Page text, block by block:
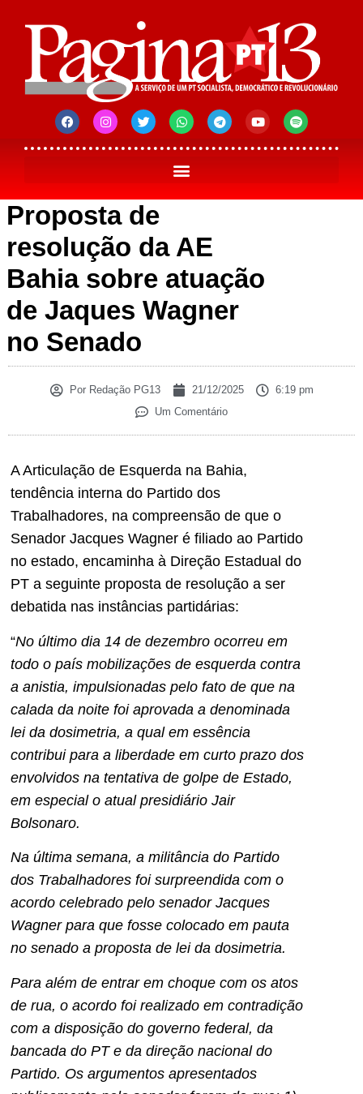
Proposta de
resolução da AE
Bahia sobre atuação
de Jaques Wagner
no Senado
PorRedação PG13 21/12/2025
6:19 pm
Um Comentário
A Articulação de Esquerda na Bahia,
tendência interna do Partido dos
Trabalhadores, na compreensão de que o
Senador Jacques Wagner é filiado ao Partido
no estado, encaminha à Direção Estadual do
PT a seguinte proposta de resolução a ser
debatida nas instâncias partidárias:
“No último dia 14 de dezembro ocorreu em
todo o país mobilizações de esquerda contra
a anistia, impulsionadas pelo fato de que na
calada da noite foi aprovada a denominada
lei da dosimetria, a qual em essência
contribui para a liberdade em curto prazo dos
envolvidos na tentativa de golpe de Estado,
em especial o atual presidiário Jair
Bolsonaro.
Na última semana, a militância do Partido
dos Trabalhadores foi surpreendida com o
acordo celebrado pelo senador Jacques
Wagner para que fosse colocado em pauta
no senado a proposta de lei da dosimetria.
Para além de entrar em choque com os atos
de rua, o acordo foi realizado em contradição
com a disposição do governo federal, da
bancada do PT e da direção nacional do
Partido. Os argumentos apresentados